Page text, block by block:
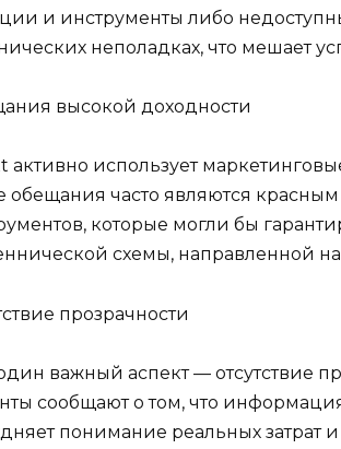
и инструменты либо
неполадках, что мешает
высокой доходности
активно использует
обещания часто являются
которые могли бы
схемы, направленной
прозрачности
важный аспект — отсутствие
сообщают о том, что
понимание реальных затрат